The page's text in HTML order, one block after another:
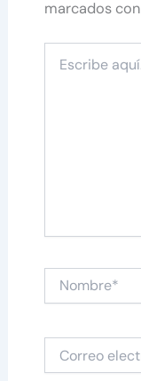
marcados con
aquí...
Nombre*
electrónico*